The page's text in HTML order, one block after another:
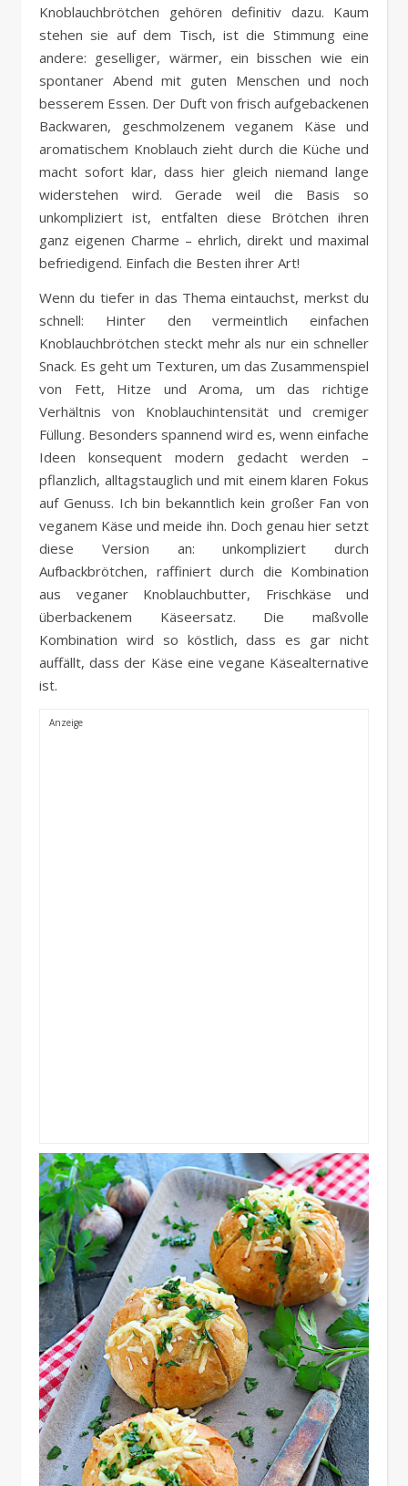
Knoblauchbrötchen gehören definitiv dazu. Kaum
stehen sie auf dem Tisch, ist die Stimmung eine
andere: geselliger, wärmer, ein bisschen wie ein
spontaner Abend mit guten Menschen und noch
besserem Essen. Der Duft von frisch aufgebackenen
Backwaren, geschmolzenem veganem Käse und
aromatischem Knoblauch zieht durch die Küche und
macht sofort klar, dass hier gleich niemand lange
widerstehen wird. Gerade weil die Basis so
unkompliziert ist, entfalten diese Brötchen ihren
ganz eigenen Charme – ehrlich, direkt und maximal
befriedigend. Einfach die Besten ihrer Art!
Wenn du tiefer in das Thema eintauchst, merkst du
schnell: Hinter den vermeintlich einfachen
Knoblauchbrötchen steckt mehr als nur ein schneller
Snack. Es geht um Texturen, um das Zusammenspiel
von Fett, Hitze und Aroma, um das richtige
Verhältnis von Knoblauchintensität und cremiger
Füllung. Besonders spannend wird es, wenn einfache
Ideen konsequent modern gedacht werden –
pflanzlich, alltagstauglich und mit einem klaren Fokus
auf Genuss. Ich bin bekanntlich kein großer Fan von
veganem Käse und meide ihn. Doch genau hier setzt
diese Version an: unkompliziert durch
Aufbackbrötchen, raffiniert durch die Kombination
aus veganer Knoblauchbutter, Frischkäse und
überbackenem Käseersatz. Die maßvolle
Kombination wird so köstlich, dass es gar nicht
auffällt, dass der Käse eine vegane Käsealternative
ist.